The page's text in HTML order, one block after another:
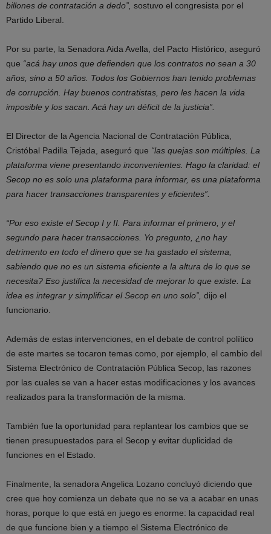
billones de contratación a dedo”, sostuvo el congresista por el
Partido Liberal.
Por su parte, la Senadora Aida Avella, del Pacto Histórico, aseguró
que “acá hay unos que defienden que los contratos no sean a 30
años, sino a 50 años. Todos los Gobiernos han tenido problemas
de corrupción. Hay buenos contratistas, pero les hacen la vida
imposible y los sacan. Acá hay un déficit de la justicia”.
El Director de la Agencia Nacional de Contratación Pública,
Cristóbal Padilla Tejada, aseguró que “las quejas son múltiples. La
plataforma viene presentando inconvenientes. Hago la claridad: el
Secop no es solo una plataforma para informar, es una plataforma
para hacer transacciones transparentes y eficientes”.
“Por eso existe el Secop I y II. Para informar el primero, y el
segundo para hacer transacciones. Yo pregunto, ¿no hay
detrimento en todo el dinero que se ha gastado el sistema,
sabiendo que no es un sistema eficiente a la altura de lo que se
necesita? Eso justifica la necesidad de mejorar lo que existe. La
idea es integrar y simplificar el Secop en uno solo”, dijo el
funcionario.
Además de estas intervenciones, en el debate de control político
de este martes se tocaron temas como, por ejemplo, el cambio del
Sistema Electrónico de Contratación Pública Secop, las razones
por las cuales se van a hacer estas modificaciones y los avances
realizados para la transformación de la misma.
También fue la oportunidad para replantear los cambios que se
tienen presupuestados para el Secop y evitar duplicidad de
funciones en el Estado.
Finalmente, la senadora Angelica Lozano concluyó diciendo que
cree que hoy comienza un debate que no se va a acabar en unas
horas, porque lo que está en juego es enorme: la capacidad real
de que funcione bien y a tiempo el Sistema Electrónico de